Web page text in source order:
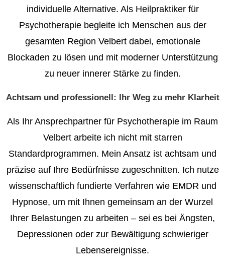
individuelleAlternative. Als Heilpraktiker für
Psychotherapie begleite ich Menschen aus der
gesamten Region Velbert dabei, emotionale
Blockaden zu lösen und mit modernerUnterstützung
zu neuer innerer Stärkezu finden.
Achtsam und professionell: Ihr Weg zu mehr Klarheit
Als Ihr Ansprechpartner für Psychotherapie im Raum
Velbertarbeite ich nicht mit starren
Standardprogrammen. Mein Ansatz ist achtsam und
präzise auf Ihre Bedürfnisse zugeschnitten. Ich nutze
wissenschaftlich fundierte Verfahren wie EMDR und
Hypnose, um mit Ihnen gemeinsam an der Wurzel
Ihrer Belastungen zu arbeiten – sei es bei Ängsten,
Depressionen oder zur Bewältigung schwieriger
Lebensereignisse.